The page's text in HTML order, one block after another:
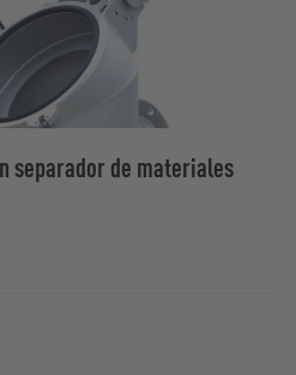
separador de materiales